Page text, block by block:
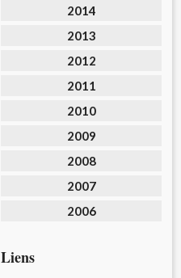
2014
2013
2012
2011
2010
2009
2008
2007
2006
Liens